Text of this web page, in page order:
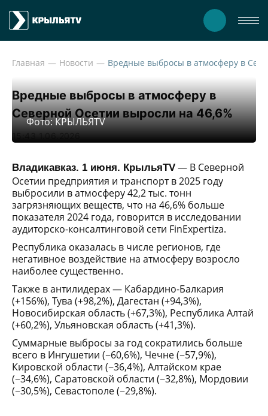
Главная Новости
Вредные выбросы в атмосферу в
Северной Осетии выросли на 46,6%
15:43 1.06.2026
Фото: КРЫЛЬЯTV
Владикавказ. 1 июня. КрыльяTV — В Северной
Осетии предприятия и транспорт в 2025 году
выбросили в атмосферу 42,2 тыс. тонн
загрязняющих веществ, что на 46,6% больше
показателя 2024 года, говорится в исследовании
аудиторско-консалтинговой сети FinExpertiza.
Республика оказалась в числе регионов, где
негативное воздействие на атмосферу возросло
наиболее существенно.
Также в антилидерах — Кабардино-Балкария
(+156%), Тува (+98,2%), Дагестан (+94,3%),
Новосибирская область (+67,3%), Республика Алтай
(+60,2%), Ульяновская область (+41,3%).
Суммарные выбросы за год сократились больше
всего в Ингушетии (−60,6%), Чечне (−57,9%),
Кировской области (−36,4%), Алтайском крае
(−34,6%), Саратовской области (−32,8%), Мордовии
(−30,5%), Севастополе (−29,8%).